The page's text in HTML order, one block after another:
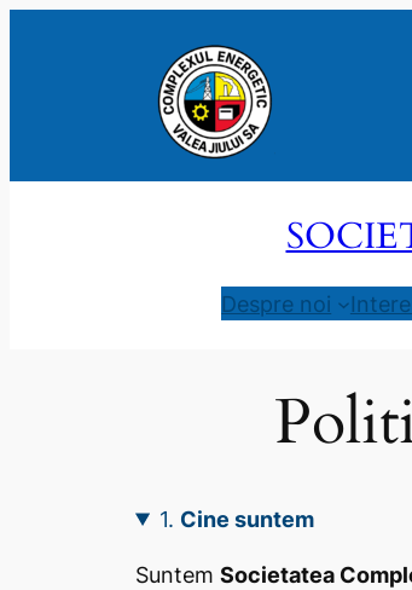
Despre noi
1. Cine suntem
Suntem Societatea